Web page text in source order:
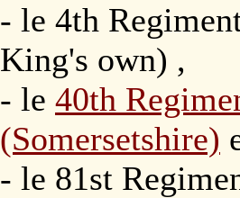
- le 4th
King's own) ,
- le 40th
(Somersetshire)
- le 81st